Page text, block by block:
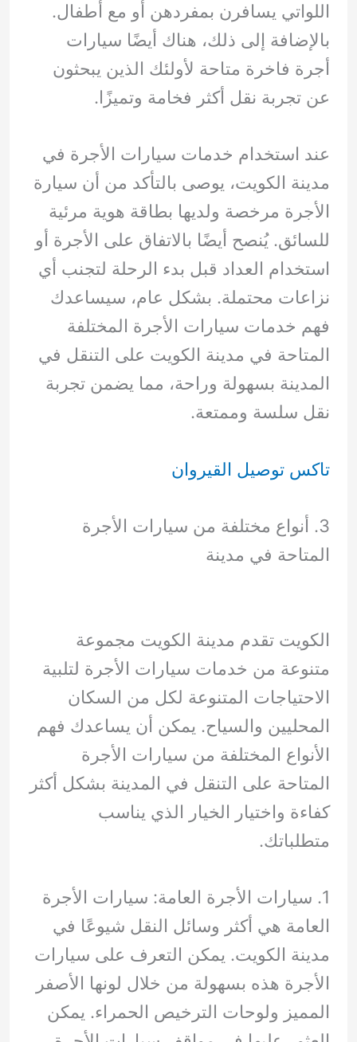
اللواتي يسافرن بمفردهن أو مع أطفال.
بالإضافة إلى ذلك، هناك أيضًا سيارات
أجرة فاخرة متاحة لأولئك الذين يبحثون
عن تجربة نقل أكثر فخامة وتميزًا.
عند استخدام خدمات سيارات الأجرة في
مدينة الكويت، يوصى بالتأكد من أن سيارة
الأجرة مرخصة ولديها بطاقة هوية مرئية
للسائق. يُنصح أيضًا بالاتفاق على الأجرة أو
استخدام العداد قبل بدء الرحلة لتجنب أي
نزاعات محتملة. بشكل عام، سيساعدك
فهم خدمات سيارات الأجرة المختلفة
المتاحة في مدينة الكويت على التنقل في
المدينة بسهولة وراحة، مما يضمن تجربة
نقل سلسة وممتعة.
تاكس توصيل القيروان
3. أنواع مختلفة من سيارات الأجرة
المتاحة في مدينة
الكويت تقدم مدينة الكويت مجموعة
متنوعة من خدمات سيارات الأجرة لتلبية
الاحتياجات المتنوعة لكل من السكان
المحليين والسياح. يمكن أن يساعدك فهم
الأنواع المختلفة من سيارات الأجرة
المتاحة على التنقل في المدينة بشكل أكثر
كفاءة واختيار الخيار الذي يناسب
متطلباتك.
1. سيارات الأجرة العامة: سيارات الأجرة
العامة هي أكثر وسائل النقل شيوعًا في
مدينة الكويت. يمكن التعرف على سيارات
الأجرة هذه بسهولة من خلال لونها الأصفر
المميز ولوحات الترخيص الحمراء. يمكن